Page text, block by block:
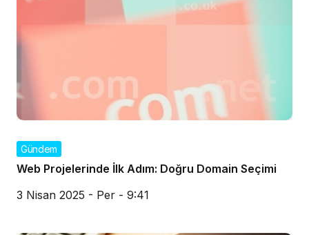
Gündem
Web Projelerinde İlk Adım: Doğru Domain Seçimi
3 Nisan 2025 - Per - 9:41